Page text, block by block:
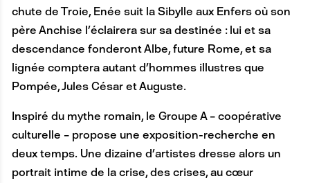
chute de Troie, Enée suit la Sibylle aux Enfers où son
père Anchise l’éclairera sur sa destinée : lui et sa
descendance fonderont Albe, future Rome, et sa
lignée comptera autant d’hommes illustres que
Pompée, Jules César et Auguste.
Inspiré du mythe romain, le Groupe A – coopérative
culturelle – propose une exposition-recherche en
deux temps. Une dizaine d’artistes dresse alors un
portrait intime de la crise, des crises, au cœur